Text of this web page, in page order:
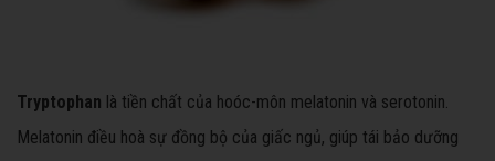
Tryptophan là tiền chất của hoóc-môn melatonin và serotonin.
Melatonin điều hoà sự đồng bộ của giấc ngủ, giúp tái bảo dưỡng